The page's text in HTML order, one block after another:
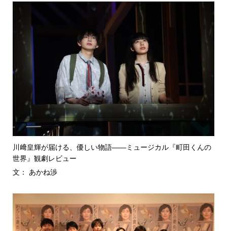
川﨑皇輝が届ける、優しい物語――ミュージカル『町田くんの
世界』観劇レビュー
文： あかね渉